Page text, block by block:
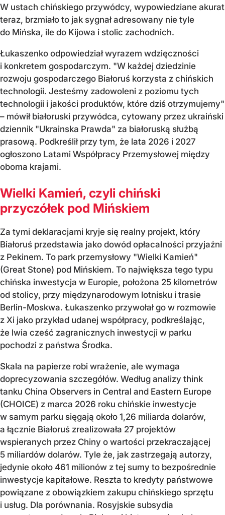
W ustach chińskiego przywódcy, wypowiedziane akurat
teraz, brzmiało to jak sygnał adresowany nie tyle
do Mińska, ile do Kijowa i stolic zachodnich.
Łukaszenko odpowiedział wyrazem wdzięczności
i konkretem gospodarczym. "W każdej dziedzinie
rozwoju gospodarczego Białoruś korzysta z chińskich
technologii. Jesteśmy zadowoleni z poziomu tych
technologii i jakości produktów, które dziś otrzymujemy"
– mówił białoruski przywódca, cytowany przez ukraiński
dziennik "Ukrainska Prawda" za białoruską służbą
prasową. Podkreślił przy tym, że lata 2026 i 2027
ogłoszono Latami Współpracy Przemysłowej między
oboma krajami.
Wielki Kamień, czyli chiński
przyczółek pod Mińskiem
Za tymi deklaracjami kryje się realny projekt, który
Białoruś przedstawia jako dowód opłacalności przyjaźni
z Pekinem. To park przemysłowy "Wielki Kamień"
(Great Stone) pod Mińskiem. To największa tego typu
chińska inwestycja w Europie, położona 25 kilometrów
od stolicy, przy międzynarodowym lotnisku i trasie
Berlin-Moskwa. Łukaszenko przywołał go w rozmowie
z Xi jako przykład udanej współpracy, podkreślając,
że lwia cześć zagranicznych inwestycji w parku
pochodzi z państwa Środka.
Skala na papierze robi wrażenie, ale wymaga
doprecyzowania szczegółów. Według analizy think
tanku China Observers in Central and Eastern Europe
(CHOICE) z marca 2026 roku chińskie inwestycje
w samym parku sięgają około 1,26 miliarda dolarów,
a łącznie Białoruś zrealizowała 27 projektów
wspieranych przez Chiny o wartości przekraczającej
5 miliardów dolarów. Tyle że, jak zastrzegają autorzy,
jedynie około 461 milionów z tej sumy to bezpośrednie
inwestycje kapitałowe. Reszta to kredyty państwowe
powiązane z obowiązkiem zakupu chińskiego sprzętu
i usług. Dla porównania. Rosyjskie subsydia